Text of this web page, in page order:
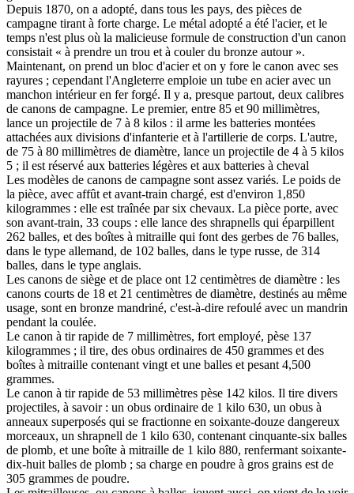
Depuis 1870, on a adopté, dans tous les pays, des pièces de
campagne tirant à forte charge. Le métal adopté a été l'acier, et le
temps n'est plus où la malicieuse formule de construction d'un canon
consistait « à prendre un trou et à couler du bronze autour ».
Maintenant, on prend un bloc d'acier et on y fore le canon avec ses
rayures ; cependant l'Angleterre emploie un tube en acier avec un
manchon intérieur en fer forgé. Il y a, presque partout, deux calibres
de canons de campagne. Le premier, entre 85 et 90 millimètres,
lance un projectile de 7 à 8 kilos : il arme les batteries montées
attachées aux divisions d'infanterie et à l'artillerie de corps. L'autre,
de 75 à 80 millimètres de diamètre, lance un projectile de 4 à 5 kilos
5 ; il est réservé aux batteries légères et aux batteries à cheval
Les modèles de canons de campagne sont assez variés. Le poids de
la pièce, avec affût et avant-train chargé, est d'environ 1,850
kilogrammes : elle est traînée par six chevaux. La pièce porte, avec
son avant-train, 33 coups : elle lance des shrapnells qui éparpillent
262 balles, et des boîtes à mitraille qui font des gerbes de 76 balles,
dans le type allemand, de 102 balles, dans le type russe, de 314
balles, dans le type anglais.
Les canons de siège et de place ont 12 centimètres de diamètre : les
canons courts de 18 et 21 centimètres de diamètre, destinés au même
usage, sont en bronze mandriné, c'est-à-dire refoulé avec un mandrin
pendant la coulée.
Le canon à tir rapide de 7 millimètres, fort employé, pèse 137
kilogrammes ; il tire, des obus ordinaires de 450 grammes et des
boîtes à mitraille contenant vingt et une balles et pesant 4,500
grammes.
Le canon à tir rapide de 53 millimètres pèse 142 kilos. Il tire divers
projectiles, à savoir : un obus ordinaire de 1 kilo 630, un obus à
anneaux superposés qui se fractionne en soixante-douze dangereux
morceaux, un shrapnell de 1 kilo 630, contenant cinquante-six balles
de plomb, et une boîte à mitraille de 1 kilo 880, renfermant soixante-
dix-huit balles de plomb ; sa charge en poudre à gros grains est de
305 grammes de poudre.